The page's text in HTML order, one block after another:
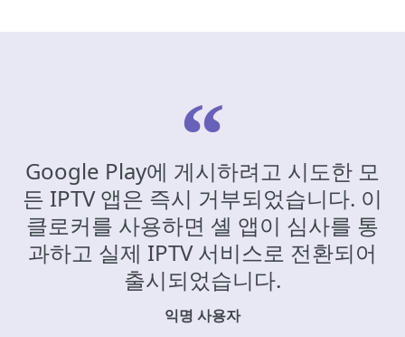
Google Play에 게시하려고 시도한 모
든 IPTV 앱은 즉시 거부되었습니다. 이
클로커를 사용하면 셸 앱이 심사를 통
과하고 실제 IPTV 서비스로 전환되어
출시되었습니다.
익명 사용자